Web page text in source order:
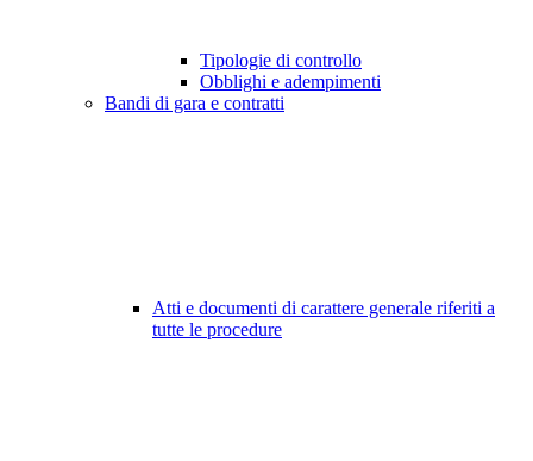
Tipologie di controllo
Obblighi e adempimenti
Bandi di gara e contratti
Atti e documenti di carattere generale riferiti a
tutte le procedure